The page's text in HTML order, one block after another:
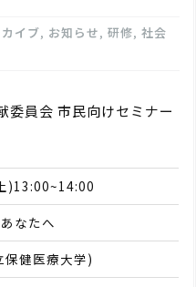
イブ, お知らせ, 研修, 社会
委員会 市民向けセミナー
)13:00~14:00
なたへ
保健医療大学)